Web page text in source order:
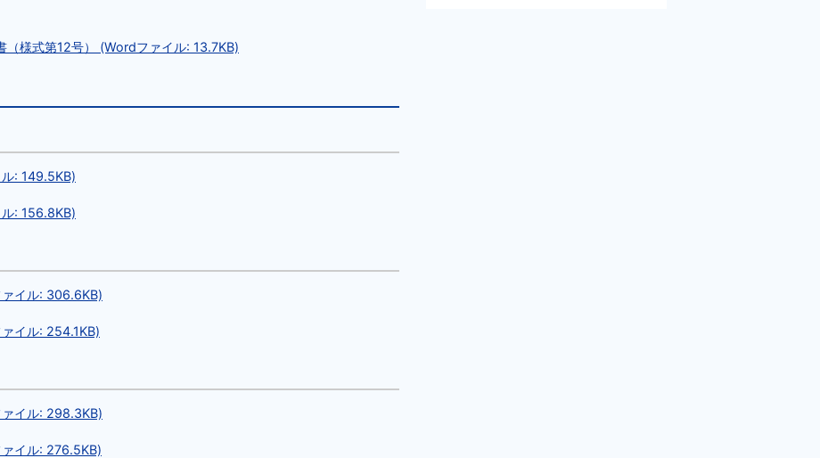
（様式第12号） (Wordファイル: 13.7KB)
: 149.5KB)
: 156.8KB)
イル: 306.6KB)
イル: 254.1KB)
イル: 298.3KB)
イル: 276.5KB)